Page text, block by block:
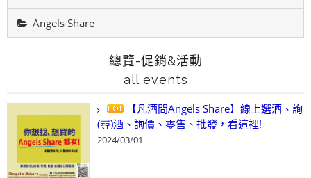
Angels Share
總覽-促銷&活動
all events
【凡酒問Angels Share】線上選酒、詢
(尋)酒、詢價、零售、批發，看這裡!
2024/03/01